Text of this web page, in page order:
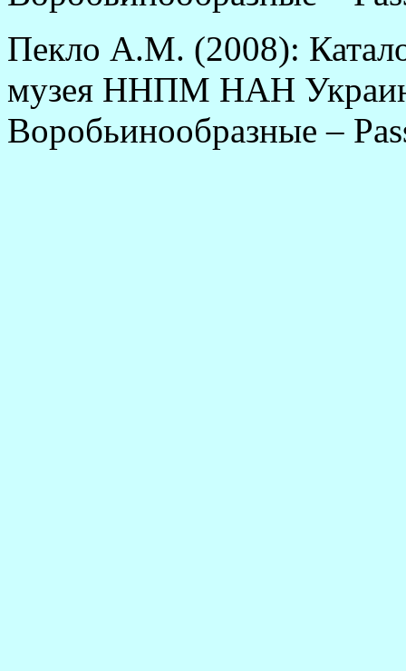
Пекло А.М. (2008):
музея ННПМ НАН
Воробьинообразные –